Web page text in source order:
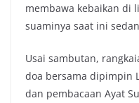
membawa kebaikan di
suaminya saat ini
Usai sambutan,
doa bersama dipimpin
dan pembacaan Ayat